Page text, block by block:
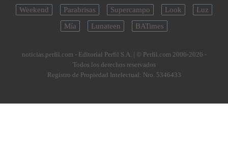
Weekend
Parabrisas Supercampo Look
Luz
Mía
Lunateen BATimes
noticias.perfil.com - Editorial Perfil S.A. | © Perfil.com 2006-2026 -
Todos los derechos reservados
Registro de Propiedad Intelectual: Nro. 5346433